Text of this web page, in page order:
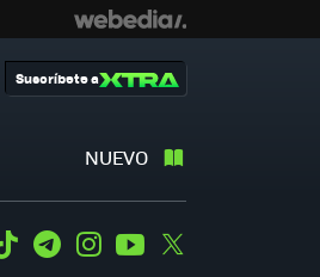
NUEVO
Suscríbete a
Tiktok TelegramInstagramYoutube